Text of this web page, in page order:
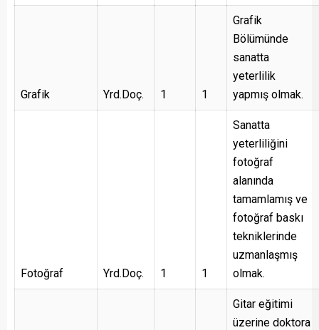
Grafik Yrd.Doç. 1 1
Grafik
Bölümünde
sanatta
yeterlilik
yapmış olmak.
Fotoğraf Yrd.Doç. 1 1
Sanatta
yeterliliğini
fotoğraf
alanında
tamamlamış ve
fotoğraf baskı
tekniklerinde
uzmanlaşmış
olmak.
Gitar eğitimi
üzerine doktora